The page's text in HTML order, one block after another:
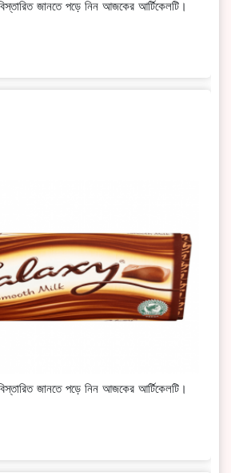
জানতে পড়ে নিন আজকের আর্টিকেলটি।
জানতে পড়ে নিন আজকের আর্টিকেলটি।